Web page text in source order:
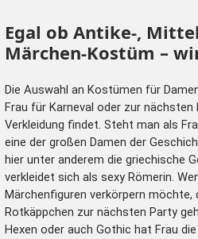
Egal ob Antike-,
Märchen-Kostüm –
Die Auswahl an Kostümen für
Frau für Karneval oder zur
Verkleidung findet. Steht man als
eine der großen Damen der
hier unter anderem die griechische
verkleidet sich als sexy Römerin.
Märchenfiguren verkörpern möchte,
Rotkäppchen zur nächsten Party
Hexen oder auch Gothic hat Frau